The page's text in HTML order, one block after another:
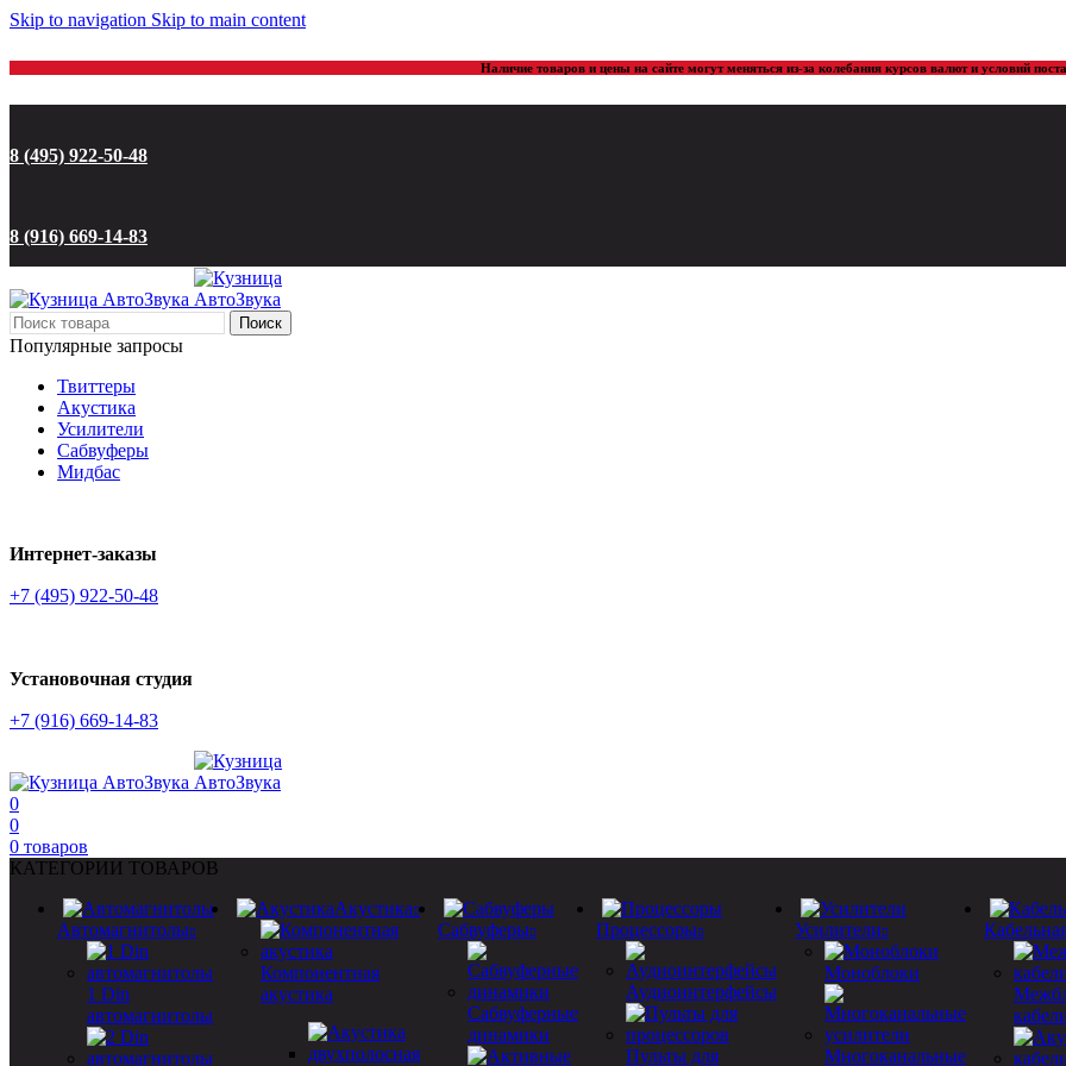
Skip to navigation Skip to main content
Наличие товаров и цены на сайте могут меняться из-за колебания курсов валют и условий
8 (495) 922-50-48
8 (916) 669-14-83
Поиск
Популярные запросы
Твиттеры
Акустика
Усилители
Сабвуферы
Мидбас
Интернет-заказы
+7 (495) 922-50-48
Установочная студия
+7 (916) 669-14-83
0
0
0 товаров
КАТЕГОРИИ ТОВАРОВ
Автомагнитолы
1 Din
автомагнитолы
Акустика
Компонентная
акустика
Сабвуферы
Сабвуферные
динамики
Процессоры
Аудиоинтерфейсы
Пульты для
Усилители
Моноблоки
Многоканальные